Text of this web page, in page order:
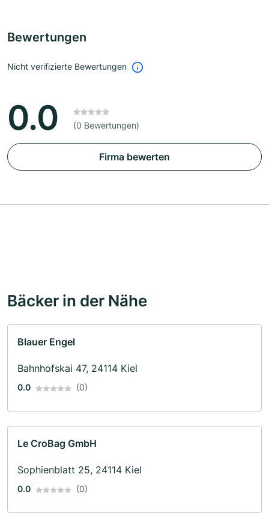
Bewertungen
Nicht verifizierte Bewertungen
0.0 (0 Bewertungen)
Firma bewerten
Bäcker in der Nähe
Blauer Engel
Bahnhofskai 47, 24114 Kiel
0.0 (0)
Le CroBag GmbH
Sophienblatt 25, 24114 Kiel
0.0 (0)